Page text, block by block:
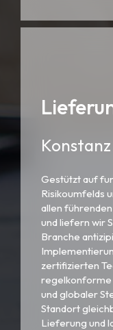
Gestützt auf
Risikoumfelds
allen
und liefern wir
Branche
zertifizierten
regelkonforme
und globaler
Standort
Lieferung und